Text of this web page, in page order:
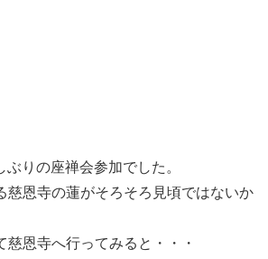
りの座禅会参加でした。
慈恩寺の蓮がそろそろ見頃ではないか
慈恩寺へ行ってみると・・・